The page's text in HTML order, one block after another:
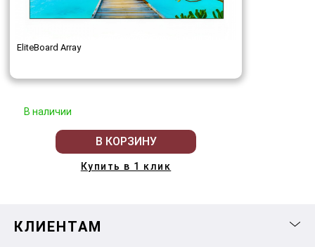
EliteBoard Array
В наличии
В КОРЗИНУ
Купить в 1 клик
КЛИЕНТАМ